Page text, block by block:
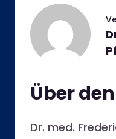
Über
Dr. med.